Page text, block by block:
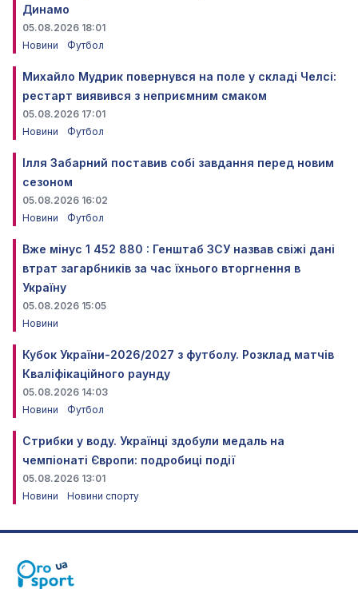
Динамо
05.08.2026 18:01
Новини
Футбол
Михайло Мудрик повернувся на поле у складі Челсі:
рестарт виявився з неприємним смаком
05.08.2026 17:01
Новини
Футбол
Ілля Забарний поставив собі завдання перед новим
сезоном
05.08.2026 16:02
Новини
Футбол
Вже мінус 1 452 880 : Генштаб ЗСУ назвав свіжі дані
втрат загарбників за час їхнього вторгнення в
Україну
05.08.2026 15:05
Новини
Кубок України-2026/2027 з футболу. Розклад матчів
Кваліфікаційного раунду
05.08.2026 14:03
Новини
Футбол
Стрибки у воду. Українці здобули медаль на
чемпіонаті Європи: подробиці події
05.08.2026 13:01
Новини
Новини спорту